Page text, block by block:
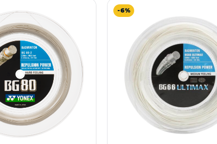
-6%